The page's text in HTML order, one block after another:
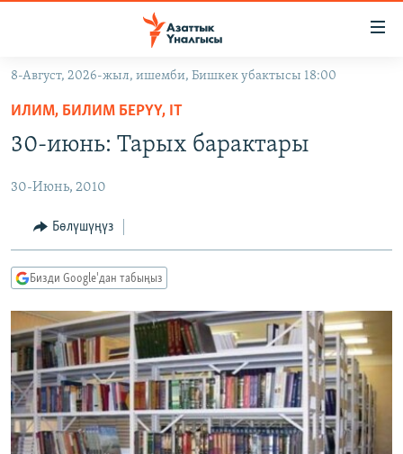
Навигацияга
өтүңүз
салыңыз
САЯСАТ
ЭКОНОМИКА
ДҮЙНӨ
БОРБОР АЗИЯ
УКРАИНА
АТАЙЫН ИЛИКТӨӨ
БҮГҮН АЗАТТЫКТА
ЭКСПЕРТТЕР ТАЛДАЙТ
БИЗ ЖАНА ДҮЙНӨ
ДАНИСТЕ
ЭЖЕ-СИҢДИЛЕР
ПОДКАСТ
ӨЗГӨЧӨ ПИКИР
Русский
ОНЛАЙН ШЕРИНЕ
8-Август, 2026-жыл, ишемби, Бишкек убактысы 18:00
ИЛИМ, БИЛИМ БЕРҮҮ, IT
30-июнь: Тарых барактары
30-Июнь, 2010
Бөлүшүңүз
Бизди Google'дан табыңыз